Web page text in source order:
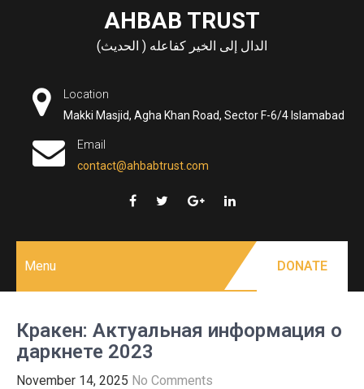
AHBAB TRUST
الدال إلى الخير كفاعله ( الحديث)
Location
Makki Masjid, Agha Khan Road, Sector F-6/4 Islamabad
Email
contact@ahbabtrust.com
Menu DONATE
Кракен: Актуальная информация о
даркнете 2023
November 14, 2025 No Comments